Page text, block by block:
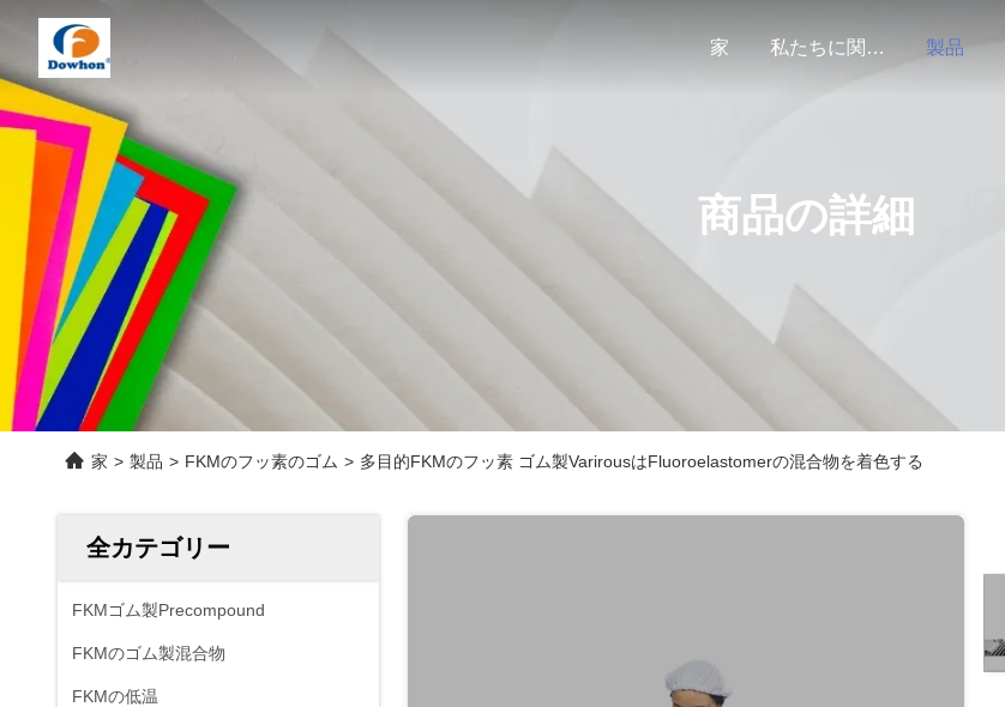
家 私たちに関しては 製品
商品の詳細
家 > 製品 > FKMのフッ素のゴム > 多目的FKMのフッ素 ゴム製VarirousはFluoroelastomerの混合物を着色する
全カテゴリー
FKMゴム製Precompound
FKMのゴム製混合物
FKMの低温